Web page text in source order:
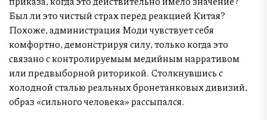
Был ли это чистый страх перед реакцией Китая?
Похоже, администрация Моди чувствует себя
комфортно, демонстрируя силу, только когда это
связано с контролируемым медийным нарративом
или предвыборной риторикой. Столкнувшись с
холодной сталью реальных бронетанковых дивизий,
образ «сильного человека» рассыпался.